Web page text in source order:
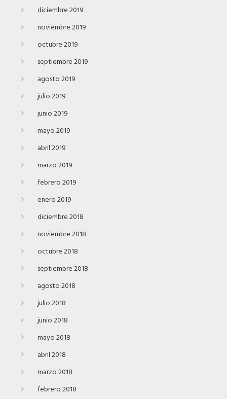
diciembre 2019
noviembre 2019
octubre 2019
septiembre 2019
agosto 2019
julio 2019
junio 2019
mayo 2019
abril 2019
marzo 2019
febrero 2019
enero 2019
diciembre 2018
noviembre 2018
octubre 2018
septiembre 2018
agosto 2018
julio 2018
junio 2018
mayo 2018
abril 2018
marzo 2018
febrero 2018